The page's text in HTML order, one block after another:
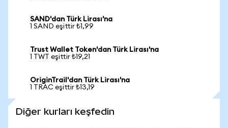
SAND'dan Türk Lirası'na
1 SAND eşittir ₺1,99
Trust Wallet Token'dan Türk Lirası'na
1 TWT eşittir ₺19,21
OriginTrail'dan Türk Lirası'na
1 TRAC eşittir ₺13,19
Diğer kurları keşfedin